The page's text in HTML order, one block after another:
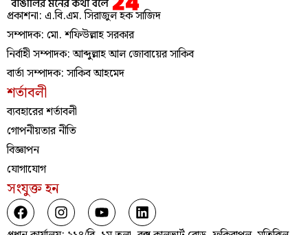
প্রকাশনা: এ.বি.এম. সিরাজুল হক সাজিদ
সম্পাদক: মো. শফিউল্লাহ সরকার
নির্বাহী সম্পাদক: আব্দুল্লাহ আল জোবায়ের সাকিব
বার্তা সম্পাদক: সাকিব আহমেদ
শর্তাবলী
ব্যবহারের শর্তাবলী
গোপনীয়তার নীতি
বিজ্ঞাপন
যোগাযোগ
সংযুক্ত হন